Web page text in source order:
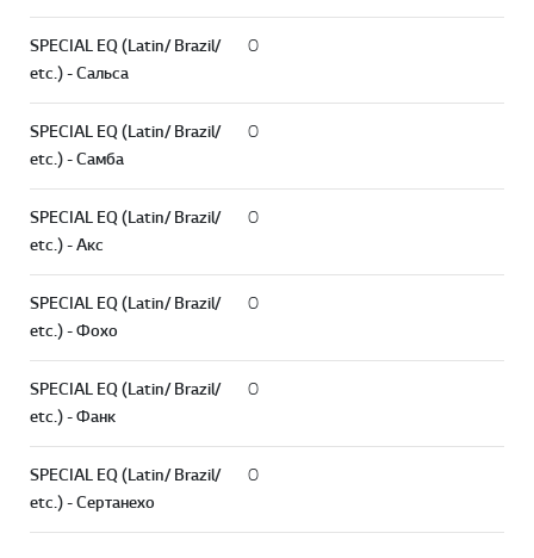
SPECIAL EQ (Latin/ Brazil/
etc.) - Сальса
O
SPECIAL EQ (Latin/ Brazil/
etc.) - Самба
O
SPECIAL EQ (Latin/ Brazil/
etc.) - Акс
O
SPECIAL EQ (Latin/ Brazil/
etc.) - Фохо
O
SPECIAL EQ (Latin/ Brazil/
etc.) - Фанк
O
SPECIAL EQ (Latin/ Brazil/
etc.) - Сертанехо
O